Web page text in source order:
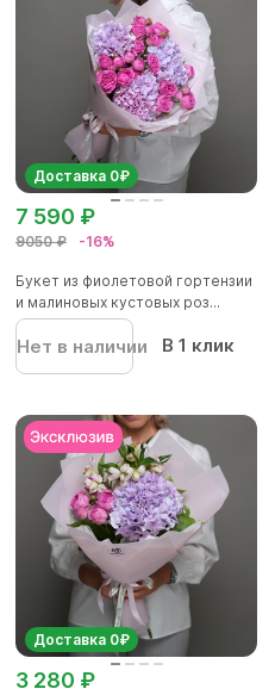
Доставка 0₽
9050 ₽ -16%
7 590 ₽
Букет из фиолетовой гортензии
и малиновых кустовых роз...
Нет в наличии В 1 клик
Доставка 0₽
3 280 ₽